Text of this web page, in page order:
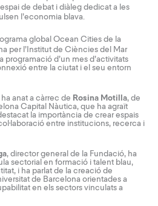
espai de debat i diàleg dedicat a les
l’economia blava.
global Ocean Cities de la
per l’ Institut de Ciències del Mar
programació d’un mes d’activitats
entre la ciutat i el seu entorn
anat a càrrec de Rosina Motilla, de
Capital Nàutica, que ha agraït
la importància de crear espais
entre institucions, recerca i
, director general de la Fundació, ha
sectorial en formació i talent blau,
i ha parlat de la creació de
de Barcelona orientades a
en els sectors vinculats a